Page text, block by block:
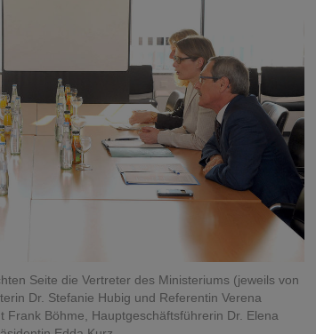
Seite die Vertreter des Ministeriums (jeweils von
Dr. Stefanie Hubig und Referentin Verena
Böhme, Hauptgeschäftsführerin Dr. Elena